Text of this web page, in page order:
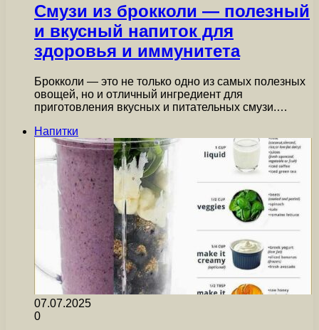
Смузи из брокколи — полезный
и вкусный напиток для
здоровья и иммунитета
Брокколи — это не только одно из самых полезных
овощей, но и отличный ингредиент для
приготовления вкусных и питательных смузи.…
Напитки
07.07.2025
0